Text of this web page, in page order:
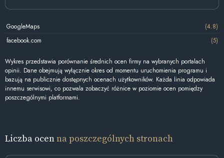
GoogleMaps
(4.8)
facebook.com
(5)
Wykres przedstawia porównanie średnich ocen firmy na wybranych portalach
opinii. Dane obejmują wyłącznie okres od momentu uruchomienia programu i
bazują na publicznie dostępnych ocenach użytkowników. Każda linia odpowiada
innemu serwisowi, co pozwala zobaczyć różnice w poziomie ocen pomiędzy
poszczególnymi platformami.
Liczba ocenna poszczególnych stronach